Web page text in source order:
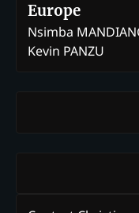
Europe
Nsimba
Kevin PANZU